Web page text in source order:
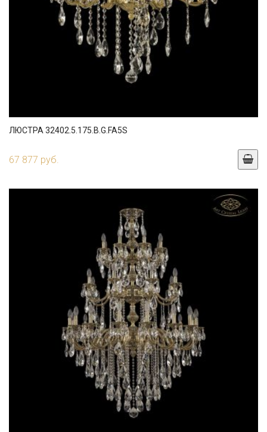
ЛЮСТРА 32402.5.175.B.G.FA5S
67 877 руб.